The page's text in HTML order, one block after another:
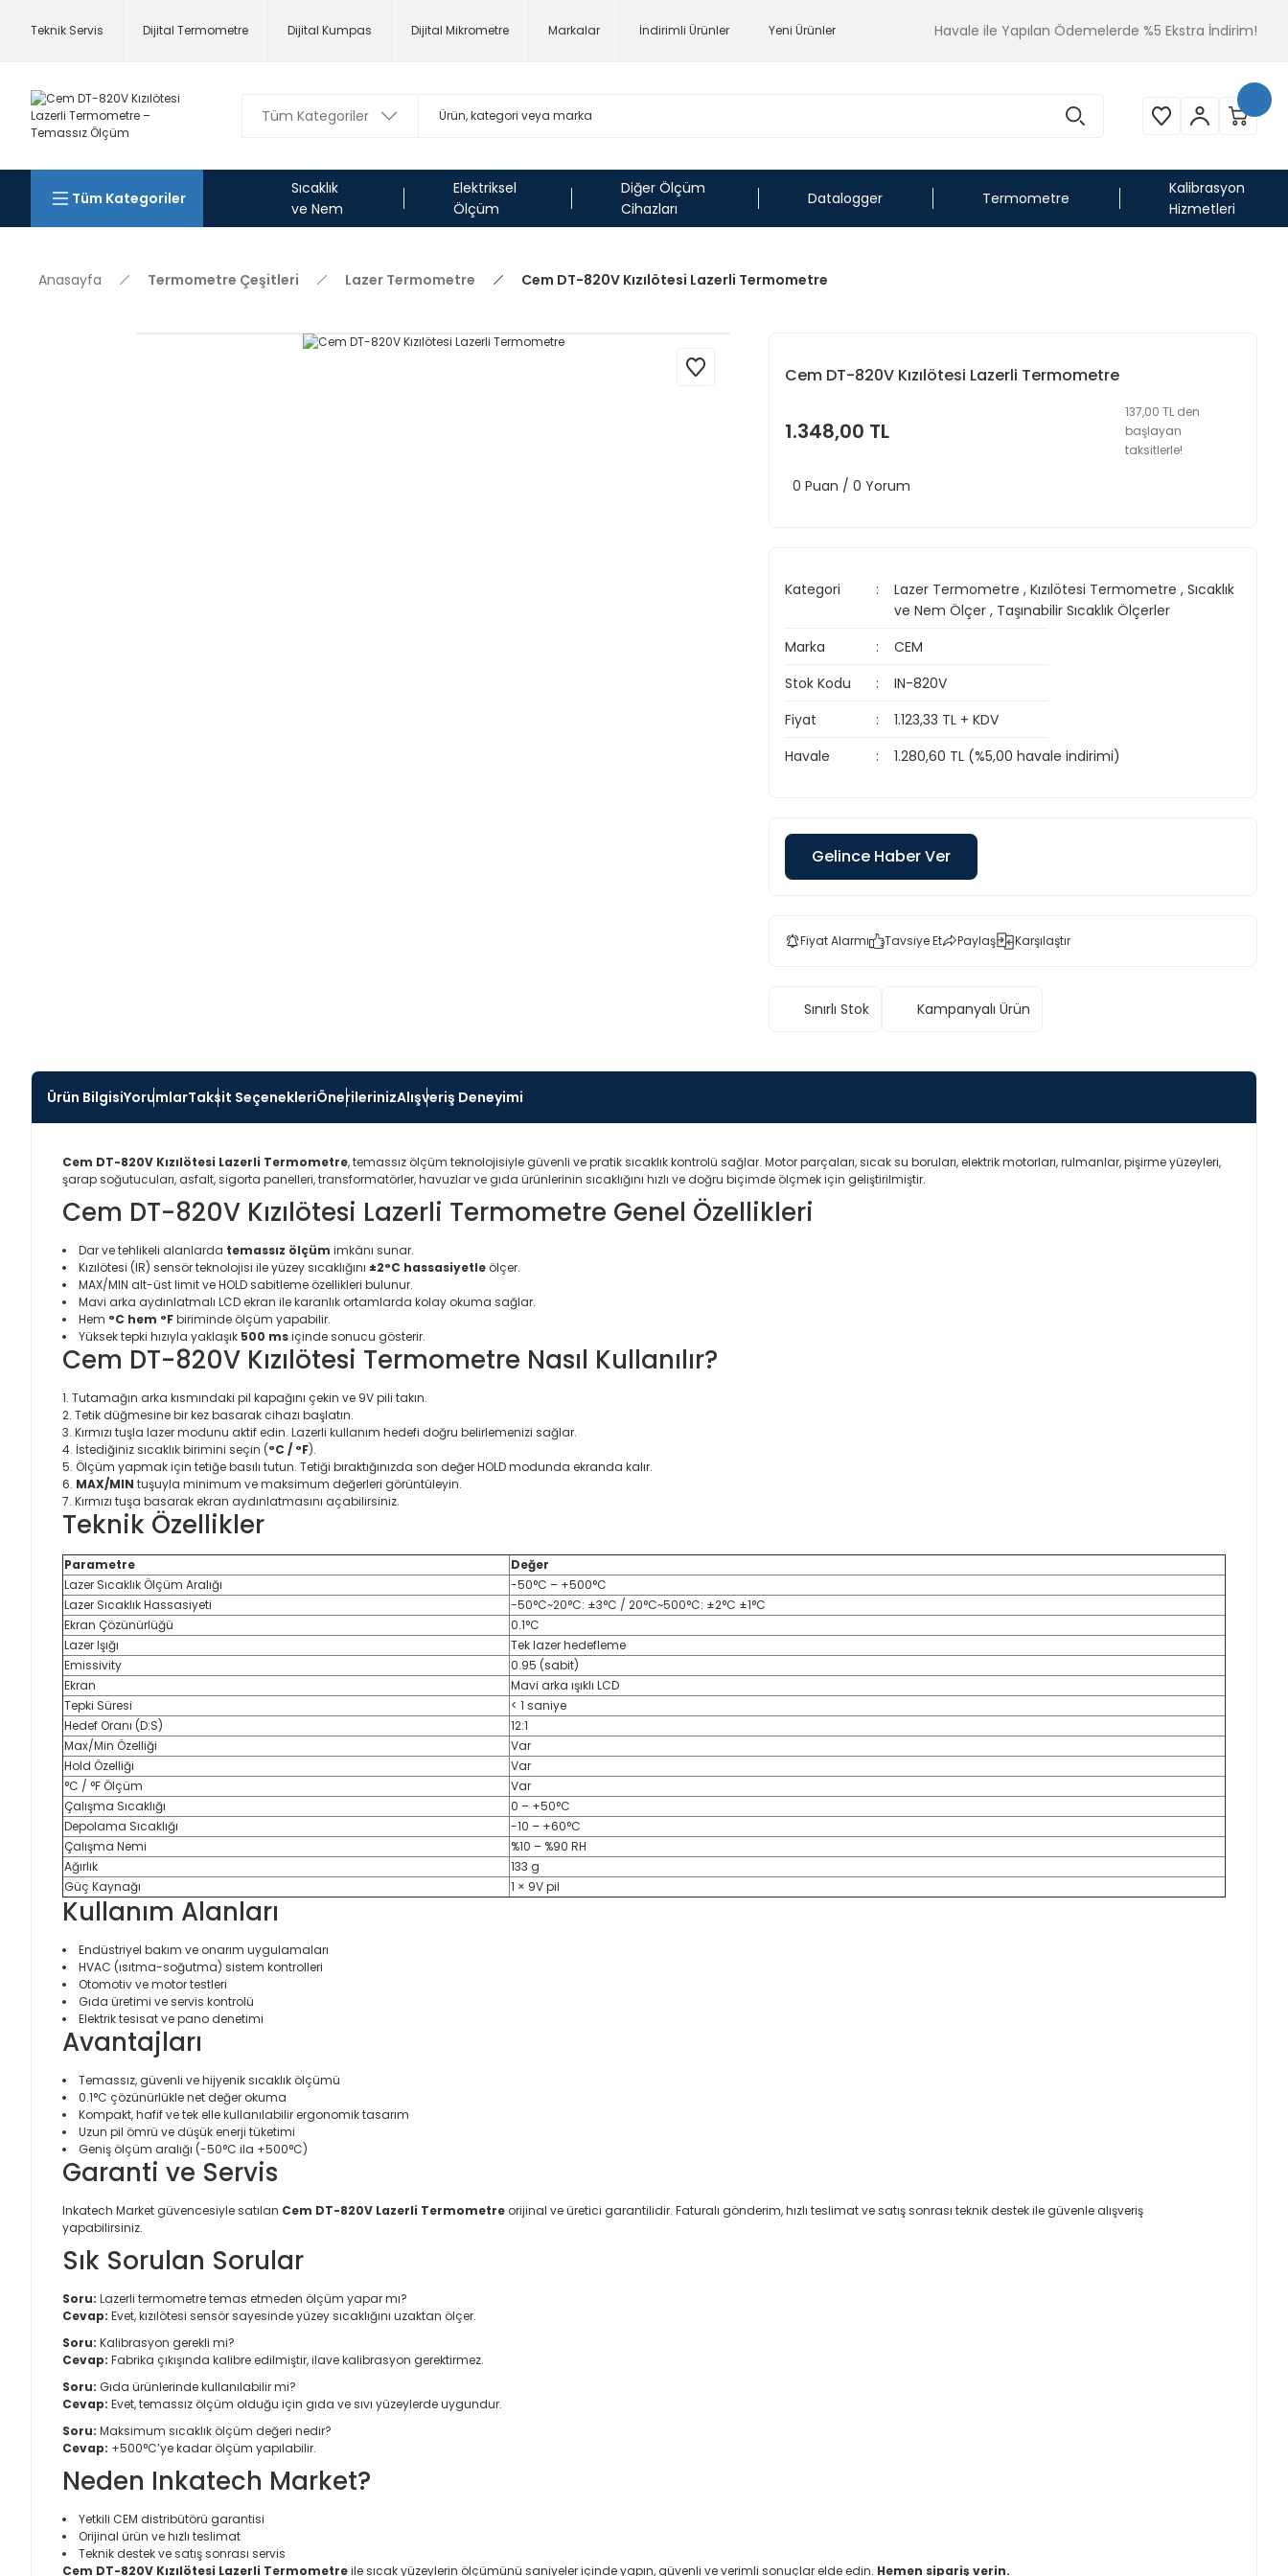
Teknik Servis Dijital Termometre Dijital Kumpas Dijital Mikrometre Markalar İndirimli Ürünler Yeni Ürünler Havale ile Yapılan Ödemelerde %5 Ekstra İndirim!
Tüm Kategoriler
Sıcaklık
ve Nem
Elektriksel
Ölçüm
Diğer Ölçüm
Cihazları
Datalogger Termometre
Kalibrasyon
Hizmetleri
Anasayfa Termometre Çeşitleri Lazer Termometre Cem DT-820V Kızılötesi Lazerli Termometre
Cem DT-820V Kızılötesi Lazerli Termometre
1.348,00 TL
137,00 TL den
başlayan
taksitlerle!
0 Puan / 0 Yorum
Kategori Lazer Termometre ,Kızılötesi Termometre ,Sıcaklık
ve Nem Ölçer , Taşınabilir Sıcaklık Ölçerler
Marka
CEM
Stok Kodu
IN-820V
Fiyat
1.123,33 TL + KDV
Havale
1.280,60 TL (%5,00 havale indirimi)
Gelince Haber Ver
Fiyat Alarmı Tavsiye Et Paylaş Karşılaştır
Sınırlı Stok Kampanyalı Ürün
Ürün BilgisiYorumlarTaksit SeçenekleriÖnerilerinizAlışveriş Deneyimi
Cem DT-820V Kızılötesi Lazerli Termometre, temassız ölçüm teknolojisiyle güvenli ve pratik sıcaklık kontrolü sağlar. Motor parçaları, sıcak su boruları, elektrik motorları, rulmanlar, pişirme yüzeyleri,
şarap soğutucuları, asfalt, sigorta panelleri, transformatörler, havuzlar ve gıda ürünlerinin sıcaklığını hızlı ve doğru biçimde ölçmek için geliştirilmiştir.
Cem DT-820V Kızılötesi Lazerli Termometre Genel Özellikleri
Dar ve tehlikeli alanlarda temassız ölçüm imkânı sunar.
Kızılötesi (IR) sensör teknolojisi ile yüzey sıcaklığını ±2°C hassasiyetle ölçer.
MAX/MIN alt-üst limit ve HOLD sabitleme özellikleri bulunur.
Mavi arka aydınlatmalı LCD ekran ile karanlık ortamlarda kolay okuma sağlar.
Hem °C hem °Fbiriminde ölçüm yapabilir.
Yüksek tepki hızıyla yaklaşık 500 msiçinde sonucu gösterir.
Cem DT-820V Kızılötesi Termometre Nasıl Kullanılır?
Tutamağın arka kısmındaki pil kapağını çekin ve 9V pili takın.
Tetik düğmesine bir kez basarak cihazı başlatın.
Kırmızı tuşla lazer modunu aktif edin. Lazerli kullanım hedefi doğru belirlemenizi sağlar.
İstediğiniz sıcaklık birimini seçin (°C / °F).
Ölçüm yapmak için tetiğe basılı tutun. Tetiği bıraktığınızda son değer HOLD modunda ekranda kalır.
MAX/MIN tuşuyla minimum ve maksimum değerleri görüntüleyin.
Kırmızı tuşa basarak ekran aydınlatmasını açabilirsiniz.
Teknik Özellikler
Parametre
Değer
Lazer Sıcaklık Ölçüm Aralığı
-50°C – +500°C
Lazer Sıcaklık Hassasiyeti
-50°C~20°C: ±3°C / 20°C~500°C: ±2°C ±1°C
Ekran Çözünürlüğü
0.1°C
Lazer Işığı
Tek lazer hedefleme
Emissivity
0.95 (sabit)
Ekran
Mavi arka ışıklı LCD
Tepki Süresi
< 1 saniye
Hedef Oranı (D:S)
12:1
Max/Min Özelliği
Var
Hold Özelliği
Var
°C / °F Ölçüm
Var
Çalışma Sıcaklığı
0 – +50°C
Depolama Sıcaklığı
-10 – +60°C
Çalışma Nemi
%10 – %90 RH
Ağırlık
133 g
Güç Kaynağı
1 × 9V pil
Kullanım Alanları
Endüstriyel bakım ve onarım uygulamaları
HVAC (ısıtma-soğutma) sistem kontrolleri
Otomotiv ve motor testleri
Gıda üretimi ve servis kontrolü
Elektrik tesisat ve pano denetimi
Avantajları
Temassız, güvenli ve hijyenik sıcaklık ölçümü
0.1°C çözünürlükle net değer okuma
Kompakt, hafif ve tek elle kullanılabilir ergonomik tasarım
Uzun pil ömrü ve düşük enerji tüketimi
Geniş ölçüm aralığı (-50°C ila +500°C)
Garanti ve Servis
Inkatech Market güvencesiyle satılan Cem DT-820V Lazerli Termometre orijinal ve üretici garantilidir. Faturalı gönderim, hızlı teslimat ve satış sonrası teknik destek ile güvenle alışveriş
yapabilirsiniz.
Sık Sorulan Sorular
Soru: Lazerli termometre temas etmeden ölçüm yapar mı?
Cevap: Evet, kızılötesi sensör sayesinde yüzey sıcaklığını uzaktan ölçer.
Soru: Kalibrasyon gerekli mi?
Cevap: Fabrika çıkışında kalibre edilmiştir, ilave kalibrasyon gerektirmez.
Soru: Gıda ürünlerinde kullanılabilir mi?
Cevap: Evet, temassız ölçüm olduğu için gıda ve sıvı yüzeylerde uygundur.
Soru: Maksimum sıcaklık ölçüm değeri nedir?
Cevap: +500°C’ye kadar ölçüm yapılabilir.
Neden Inkatech Market?
Yetkili CEM distribütörü garantisi
Orijinal ürün ve hızlı teslimat
Teknik destek ve satış sonrası servis
Cem DT-820V Kızılötesi Lazerli Termometreile sıcak yüzeylerin ölçümünü saniyeler içinde yapın, güvenli ve verimli sonuçlar elde edin. Hemen sipariş verin.